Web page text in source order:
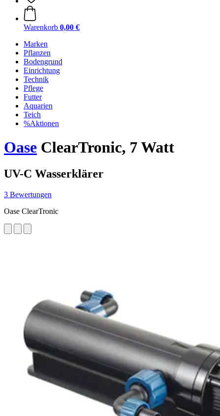
Warenkorb 0,00 €
Marken
Pflanzen
Bodengrund
Einrichtung
Technik
Pflege
Futter
Aquarien
Teich
%Aktionen
Oase ClearTronic, 7 Watt
UV-C Wasserklärer
3 Bewertungen
Oase ClearTronic